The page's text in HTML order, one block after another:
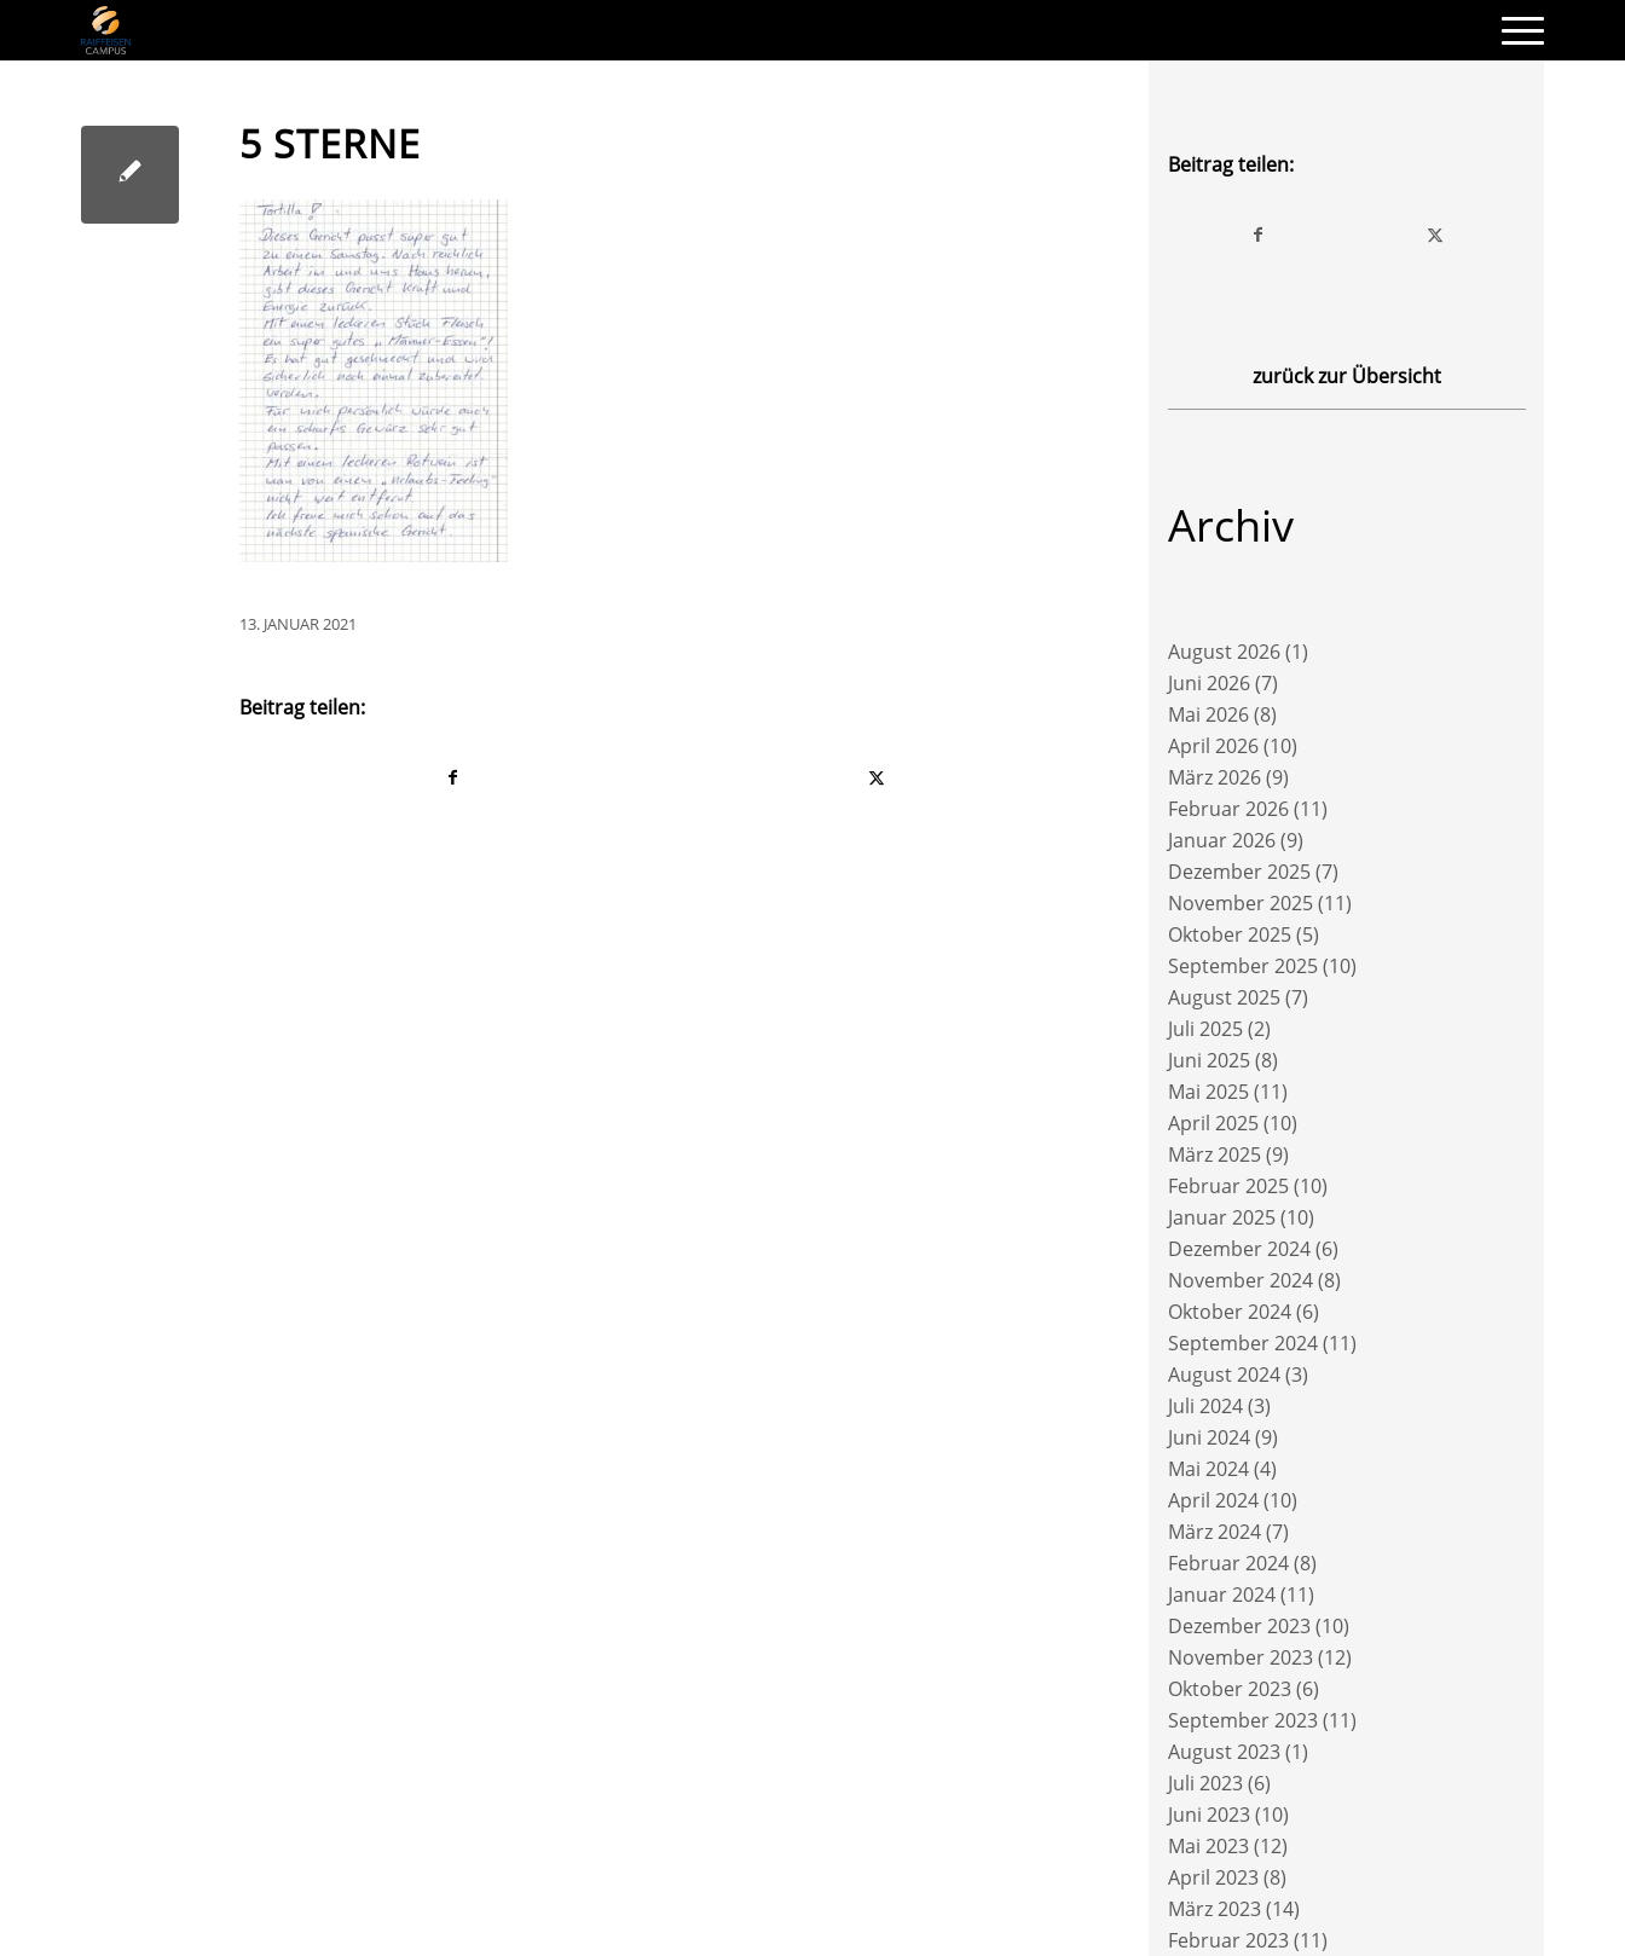
5 STERNE
13. JANUAR 2021
Beitrag teilen:
Beitrag teilen:
zurück zur Übersicht
Archiv
August 2026(1)
Juni 2026(7)
Mai 2026(8)
April 2026(10)
März 2026(9)
Februar 2026(11)
Januar 2026(9)
Dezember 2025(7)
November 2025(11)
Oktober 2025(5)
September 2025(10)
August 2025(7)
Juli 2025(2)
Juni 2025(8)
Mai 2025(11)
April 2025(10)
März 2025(9)
Februar 2025(10)
Januar 2025(10)
Dezember 2024(6)
November 2024(8)
Oktober 2024(6)
September 2024(11)
August 2024(3)
Juli 2024(3)
Juni 2024(9)
Mai 2024(4)
April 2024(10)
März 2024(7)
Februar 2024(8)
Januar 2024(11)
Dezember 2023(10)
November 2023(12)
Oktober 2023(6)
September 2023(11)
August 2023(1)
Juli 2023(6)
Juni 2023(10)
Mai 2023(12)
April 2023(8)
März 2023(14)
Februar 2023(11)